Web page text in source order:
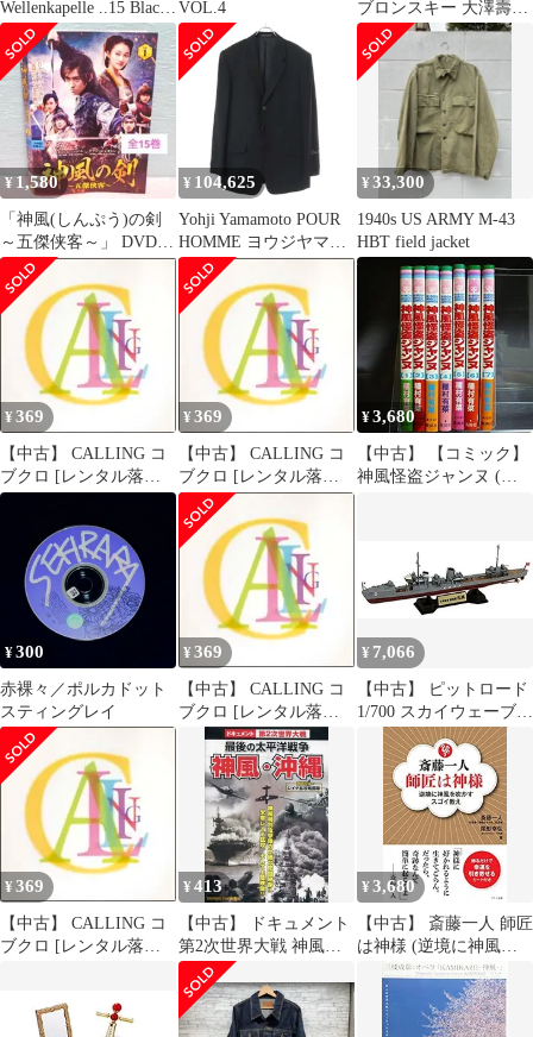
Wellenkapelle ..15 Black
Forest Surf Originals..
KKCD027 Kamikaze
/00110
VOL.4
ブロンスキー 大澤壽
人：ピアノ協奏曲「神
風協奏曲」・交響曲 第
3番 8.557416J
¥1,580
「神風(しんぷう)の剣
～五傑侠客～」 DVD
全15巻完結セット 中国
ドラマ
¥ 104,625
Yohji Yamamoto POUR
HOMME ヨウジヤマモ
ト プールオム 2009SS
KAMIKAZE DR.Y.Y.テ
ーラードジャケット
HV-J63-105 ブラック 2
¥33,300
1940s US ARMY M-43
HBT field jacket
¥369
【中古】 CALLING コ
ブクロ [レンタル落ち]
[CD]
¥369
【中古】 CALLING コ
ブクロ [レンタル落ち]
[CD]
¥3,680
【中古】 【コミック】
神風怪盗ジャンヌ (全7
¥300
赤裸々／ポルカドット
スティングレイ
¥369
【中古】 CALLING コ
ブクロ [レンタル落ち]
¥ 7,066
【中古】 ピットロード
1/700 スカイウェーブシ
リーズ 日本海軍 神風型
駆逐艦 松風 旗・艦名プ
レートエッチングパー
ツ付き プラモデル
SPW55 グレイ
¥369
【中古】 CALLING コ
ブクロ [レンタル落ち]
¥413
【中古】 ドキュメント
第2次世界大戦 神風・
沖縄 最後の太平洋戦争
[レンタル落ち] [DVD]
¥3,680
【中古】 斎藤一人 師匠
は神様 (逆境に神風を
吹かすスゴイ教え)